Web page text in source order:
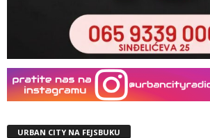
URBAN CITY NA FEJSBUKU